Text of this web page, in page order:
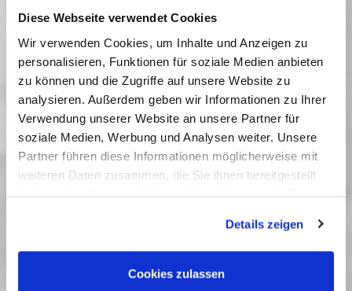
Diese Webseite verwendet Cookies
Wir verwenden Cookies, um Inhalte und Anzeigen zu
personalisieren, Funktionen für soziale Medien anbieten
zu können und die Zugriffe auf unsere Website zu
analysieren. Außerdem geben wir Informationen zu Ihrer
Verwendung unserer Website an unsere Partner für
soziale Medien, Werbung und Analysen weiter. Unsere
Partner führen diese Informationen möglicherweise mit
weiteren Daten zusammen, die Sie ihnen bereitgestellt
Cookies, wenn Sie unsere Webseite weiterhin nutzen.
Details zeigen
Cookies zulassen
14:45 Uhr
Hitler: Szenograpische Visualisierung des
Abwesenden
Kathrin Nachtigall
15:30 Uhr
Kaffeepause
Christiane F. und Stefan K. - Stadt und Jugend im